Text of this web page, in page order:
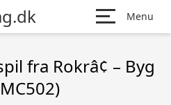
Menu
fra Rokrâ¢ – Byg